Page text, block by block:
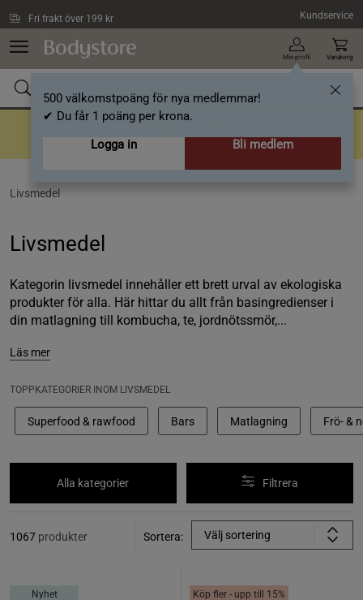
Fri frakt över 199 kr Kundservice
Min profil
500 välkomstpoäng för nya medlemmar!
✔ Du får 1 poäng per krona.
Logga in
Bli medlem
Varukorg
Tillbaka till rutiner
En bra rutin börjar här- Upp till 40%
Livsmedel
Livsmedel
Kategorin livsmedel innehåller ett brett urval av ekologiska
produkter för alla. Här hittar du allt från basingredienser i
din matlagning till kombucha, te, jordnötssmör,...
Läs mer
TOPPKATEGORIER INOM LIVSMEDEL
Superfood & rawfood Bars Matlagning Frö- &
Alla kategorier Filtrera
1067 produkter Sortera: Välj sortering
Nyhet
Köp fler - upp till 15%